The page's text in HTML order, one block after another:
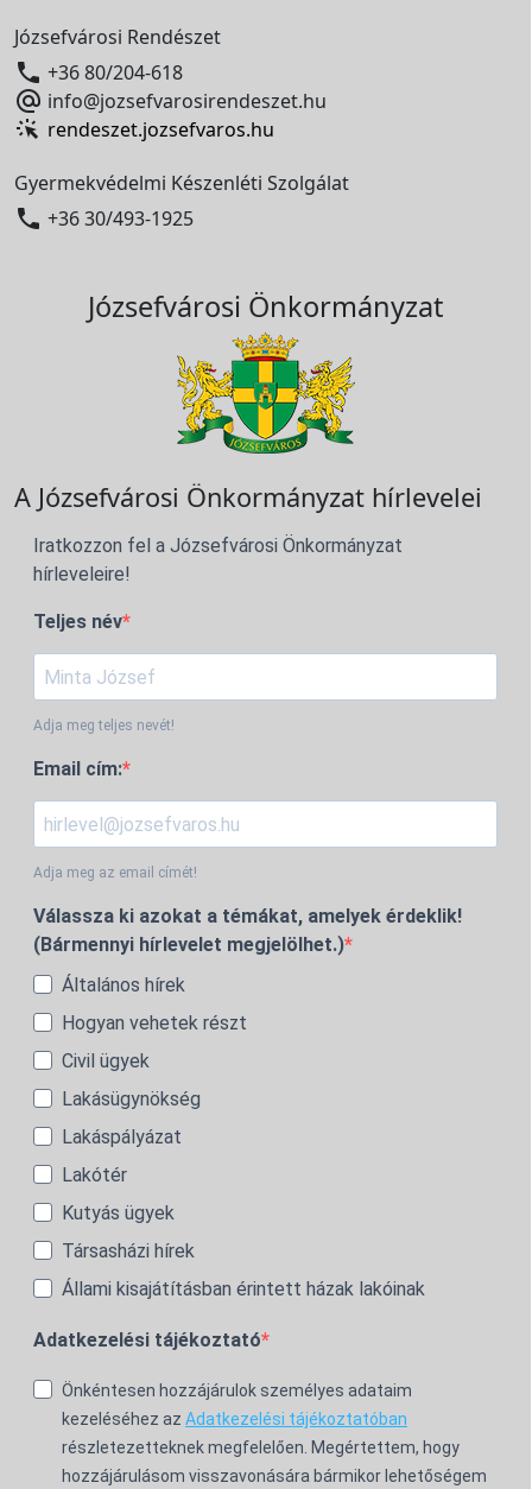
Józsefvárosi Rendészet
 +36 80/204-618
 info@jozsefvarosirendeszet.hu
rendeszet.jozsefvaros.hu
Gyermekvédelmi Készenléti Szolgálat
 +36 30/493-1925
Józsefvárosi Önkormányzat
A Józsefvárosi Önkormányzat hírlevelei
Iratkozzon fel a Józsefvárosi Önkormányzat
hírleveleire!
Teljes név
Adja meg teljes nevét!
Email cím:
Adja meg az email címét!
Válassza ki azokat a témákat, amelyek érdeklik!
(Bármennyi hírlevelet megjelölhet.)
Általános hírek
Hogyan vehetek részt
Civil ügyek
Lakásügynökség
Lakáspályázat
Lakótér
Kutyás ügyek
Társasházi hírek
Állami kisajátításban érintett házak lakóinak
Adatkezelési tájékoztató
Önkéntesen hozzájárulok személyes adataim
kezeléséhez az Adatkezelési tájékoztatóban
részletezetteknek megfelelően. Megértettem, hogy
hozzájárulásom visszavonására bármikor lehetőségem